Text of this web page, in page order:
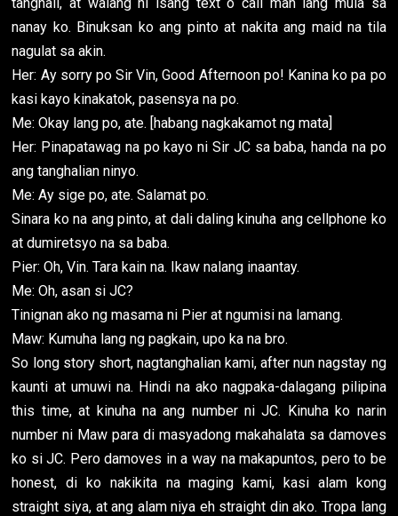
nanay ko. Binuksan ko ang pinto at nakita ang maid na tila
nagulat sa akin.
Her: Ay sorry po Sir Vin, Good Afternoon po! Kanina ko pa po
kasi kayo kinakatok, pasensya na po.
Me: Okay lang po, ate. [habang nagkakamot ng mata]
Her: Pinapatawag na po kayo ni Sir JC sa baba, handa na po
ang tanghalian ninyo.
Me: Ay sige po, ate. Salamat po.
Sinara ko na ang pinto, at dali daling kinuha ang cellphone ko
at dumiretsyo na sa baba.
Pier: Oh, Vin. Tara kain na. Ikaw nalang inaantay.
Me: Oh, asan si JC?
Tinignan ako ng masama ni Pier at ngumisi na lamang.
Maw: Kumuha lang ng pagkain, upo ka na bro.
So long story short, nagtanghalian kami, after nun nagstay ng
kaunti at umuwi na. Hindi na ako nagpaka-dalagang pilipina
this time, at kinuha na ang number ni JC. Kinuha ko narin
number ni Maw para di masyadong makahalata sa damoves
ko si JC. Pero damoves in a way na makapuntos, pero to be
honest, di ko nakikita na maging kami, kasi alam kong
straight siya, at ang alam niya eh straight din ako. Tropa lang